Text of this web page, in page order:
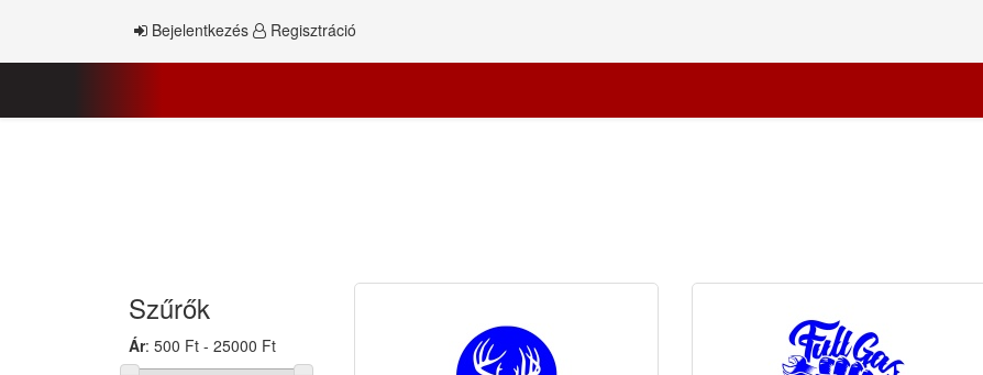
Bejelentkezés Regisztráció
Szűrők
Ár: 500 Ft - 25000 Ft